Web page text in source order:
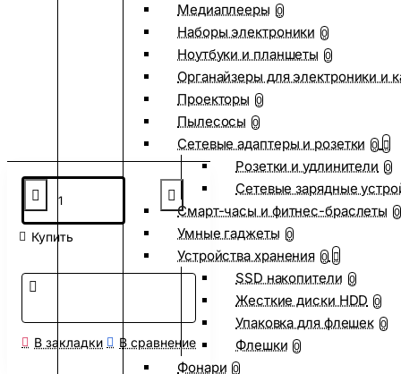
Медиаплееры 0
Наборы электроники 0
Ноутбуки и планшеты 0
Органайзеры для электроники и
Проекторы 0
Пылесосы 0
Сетевые адаптеры и розетки 0
Розетки и удлинители 0
Сетевые зарядные
Смарт-часы и фитнес-браслеты 0
Умные гаджеты 0
Устройства хранения 0
SSD накопители 0
Жесткие диски HDD 0
Упаковка для флешек 0
Флешки 0
Фонари 0
Купить
В закладки В сравнение